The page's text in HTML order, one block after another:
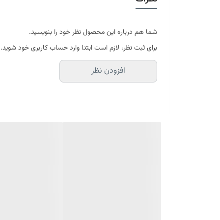
موجود در سایز بندی : 4 ، 6 ، 9 ، 12 متری ( قابل سفارش در ابعاد دلخواه-سایز غیر استاندارد)
ابعاد 6 متری : 200*300 سانتیمتر
ابعاد 9 متری : 250*350 سانتیمتر
ابعاد 12 متری : 300*400 سانتیمتر
ارسال کالای خواب متین تا کمتر از 30 روز کاری آینده
شما هم درباره این محصول نظر خود را بنویسید.
برای ثبت نظر، لازم است ابتدا وارد حساب کاربری خود شوید.
افزودن نظر